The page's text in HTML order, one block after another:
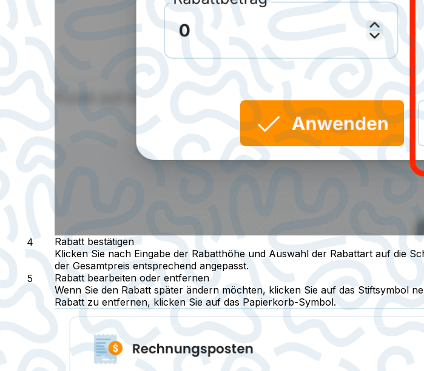
Rabatt bestätigen
Klicken Sie nach Eingabe der Rabatthöhe und Auswahl der Rabattart auf die
der Gesamtpreis entsprechend angepasst.
Rabatt bearbeiten oder entfernen
Wenn Sie den Rabatt später ändern möchten, klicken Sie auf das Stiftsymbol
Rabatt zu entfernen, klicken Sie auf das Papierkorb-Symbol.